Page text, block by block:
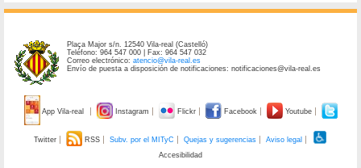
Plaça Major s/n. 12540 Vila-real (Castelló)
Teléfono: 964 547 000 | Fax: 964 547 032
Correo electrónico:atencio@vila-real.es
Envío de puesta a disposición de notificaciones: notificaciones@vila-real.es
App Vila-real Instagram Flickr Facebook Youtube
Twitter RSS Subv. por el MITyC Quejas y sugerencias
Aviso legal
Accesibilidad